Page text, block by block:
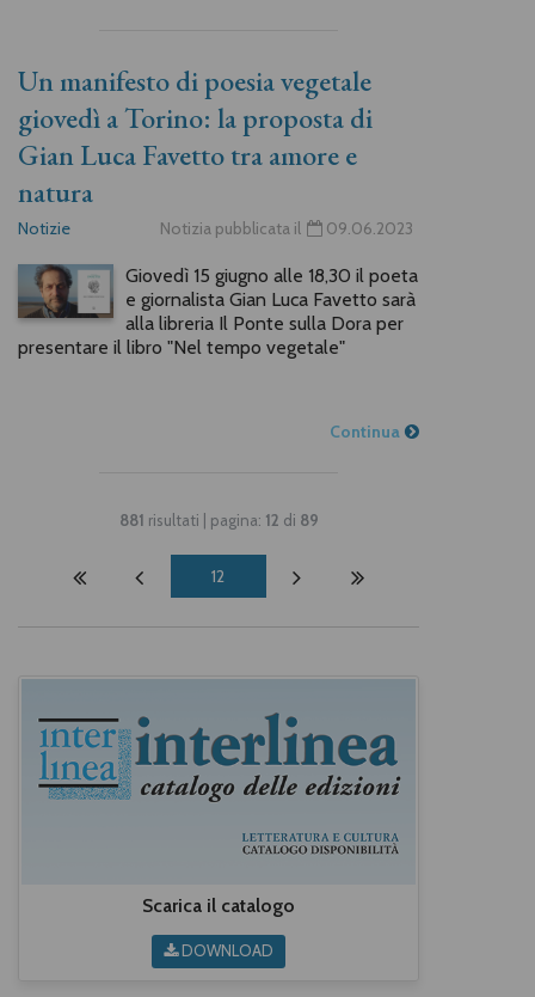
Un manifesto di poesia vegetale
giovedì a Torino: la proposta di
Gian Luca Favetto tra amore e
natura
Notizie Notizia pubblicata il 09.06.2023
Giovedì 15 giugno alle 18,30 il poeta
e giornalista Gian Luca Favetto sarà
alla libreria Il Ponte sulla Dora per
presentare il libro "Nel tempo vegetale"
Continua
881 risultati | pagina: 12 di 89
12
Scarica il catalogo
DOWNLOAD